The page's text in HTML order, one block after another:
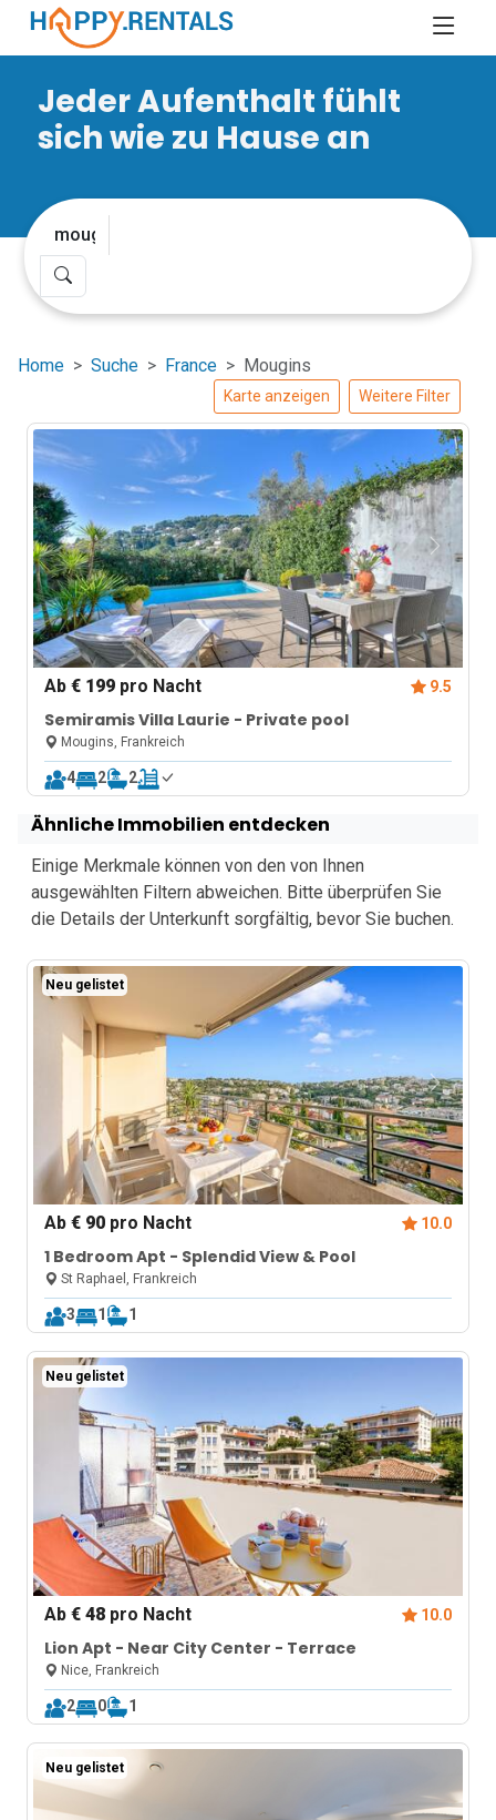
Jeder Aufenthalt fühlt
sich wie zu Hause an
Home Suche France Mougins
Karte anzeigen Weitere Filter
Ab€ 199 pro Nacht 9.5
Semiramis Villa Laurie - Private pool
Mougins, Frankreich
4 2 2
Ähnliche Immobilien entdecken
Einige Merkmale können von den von Ihnen
ausgewählten Filtern abweichen. Bitte überprüfen Sie
die Details der Unterkunft sorgfältig, bevor Sie buchen.
Neu gelistet
Ab€ 90 pro Nacht 10.0
1 Bedroom Apt - Splendid View & Pool
St Raphael, Frankreich
3 1 1
Neu gelistet
Ab€ 48 pro Nacht 10.0
Lion Apt - Near City Center - Terrace
Nice, Frankreich
2 0 1
Neu gelistet